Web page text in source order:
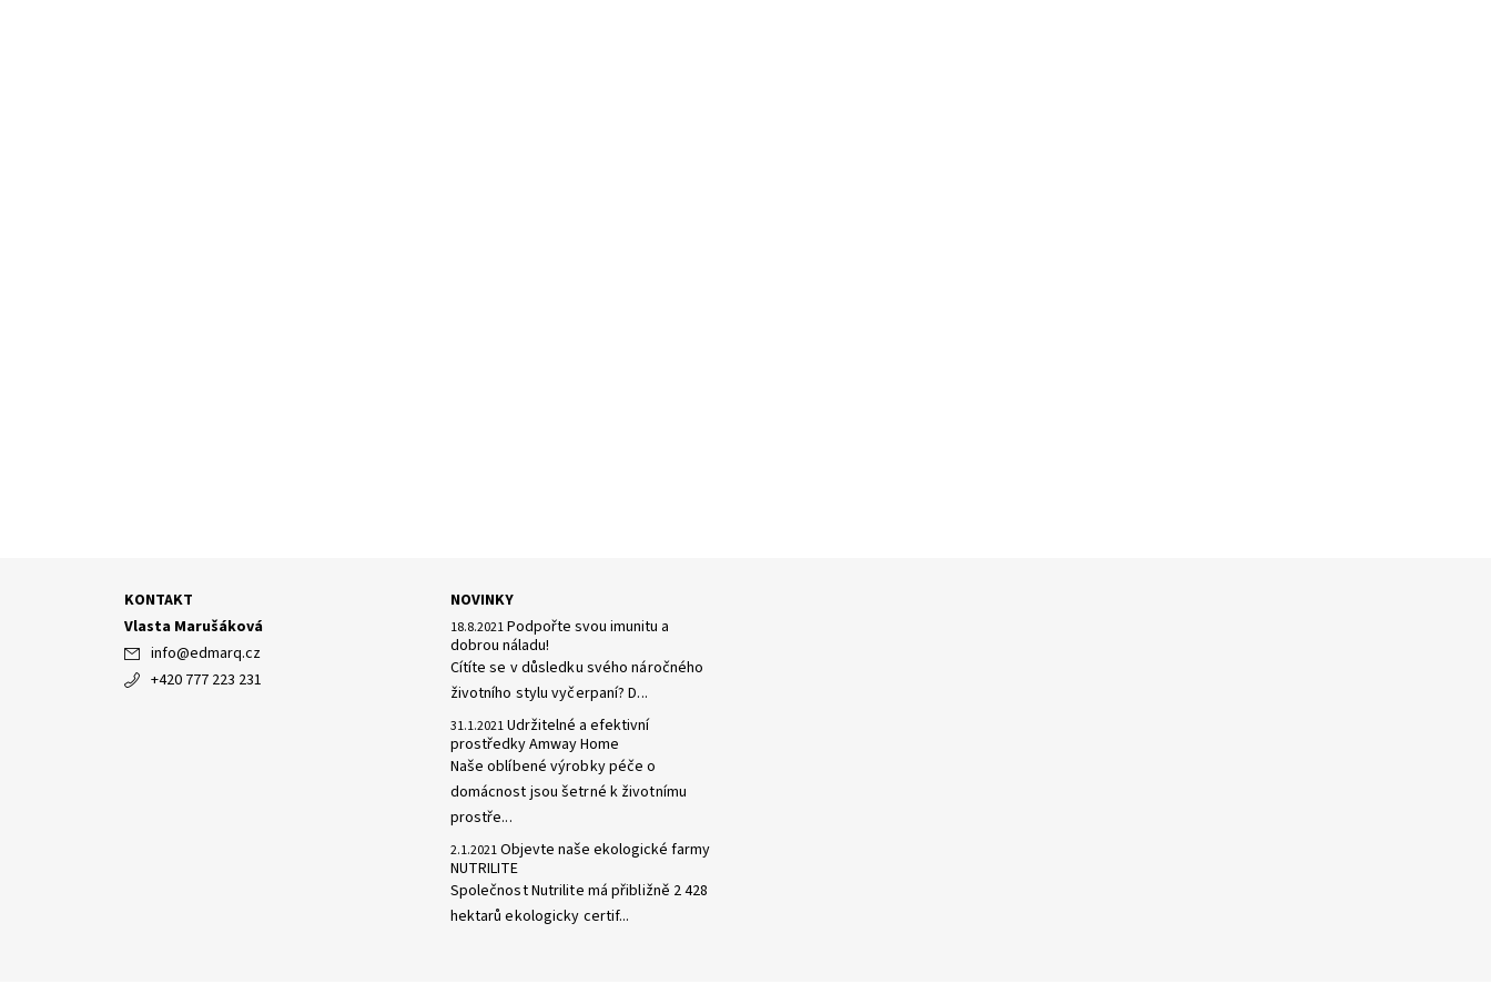
KONTAKT
Vlasta Marušáková
info@edmarq.cz
+420 777 223 231
NOVINKY
18.8.2021Podpořte svou imunitu a
dobrou náladu!
Cítíte se v důsledku svého náročného
životního stylu vyčerpaní? D...
31.1.2021Udržitelné a efektivní
prostředky Amway Home
Naše oblíbené výrobky péče o
domácnost jsou šetrné k životnímu
prostře...
2.1.2021Objevte naše ekologické farmy
NUTRILITE
Společnost Nutrilite má přibližně 2 428
hektarů ekologicky certif...